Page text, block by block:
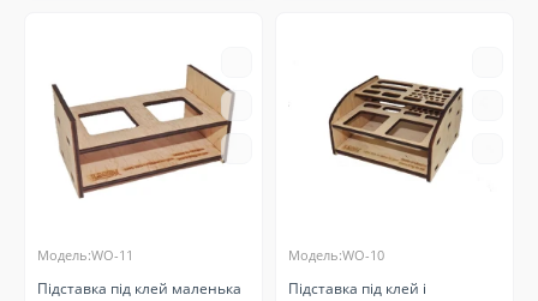
Модель:WO-11
Підставка під клей маленька
Модель:WO-10
Підставка під клей і